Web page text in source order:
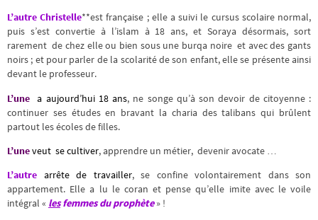
L’autre Christelle**est française ; elle a suivi le cursus scolaire normal,
puis s’est convertie à l’islam à 18 ans, et Soraya désormais, sort
rarement de chez elle ou bien sous une burqa noire et avec des gants
noirs ; et pour parler de la scolarité de son enfant, elle se présente ainsi
devant le professeur.
L’unea aujourd’hui 18 ans, ne songe qu’à son devoir de citoyenne :
continuer ses études en bravant la charia des talibans qui brûlent
partout les écoles de filles.
L’uneveut se cultiver, apprendre un métier, devenir avocate …
L’autre arrête de travailler, se confine volontairement dans son
appartement. Elle a lu le coran et pense qu’elle imite avec le voile
intégral « lesfemmes du prophète» !